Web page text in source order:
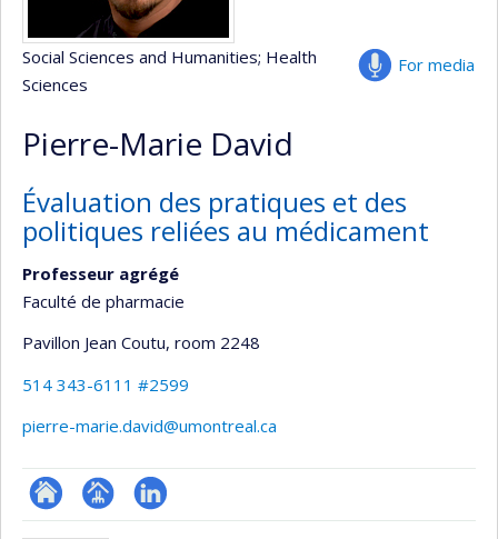
For media
Social Sciences and Humanities; Health
Sciences
Pierre-Marie David
Évaluation des pratiques et des
politiques reliées au médicament
Professeur agrégé
Faculté de pharmacie
Pavillon Jean Coutu, room 2248
514 343-6111 #2599
pierre-marie.david@umontreal.ca
ResearchGate
Page LinkedIn